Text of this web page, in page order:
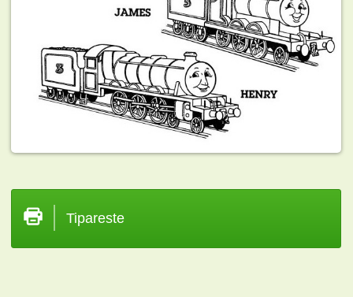
Tipareste